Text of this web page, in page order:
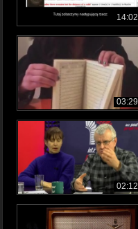
14:02
03:29
02:12